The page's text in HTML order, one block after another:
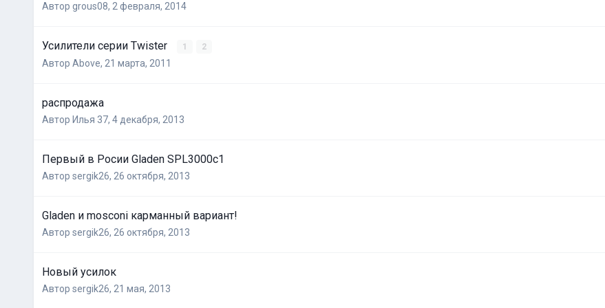
Автор grous08, 2 февраля, 2014
Усилители серии Twister 1 2
Автор Above, 21 марта, 2011
распродажа
Автор Илья 37, 4 декабря, 2013
Первый в Росии Gladen SPL3000c1
Автор sergik26, 26 октября, 2013
Gladen и mosconi карманный вариант!
Автор sergik26, 26 октября, 2013
Новый усилок
Автор sergik26, 21 мая, 2013